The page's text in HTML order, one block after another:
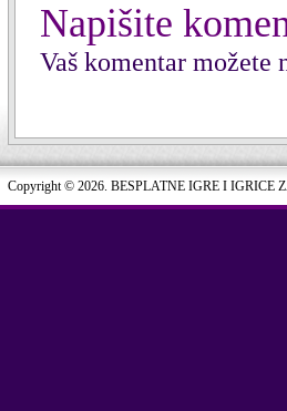
Napišite
Vaš komentar možete
Copyright © 2026. BESPLATNE IGRE I IGRICE